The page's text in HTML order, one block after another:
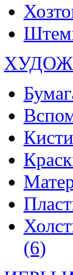
(6)